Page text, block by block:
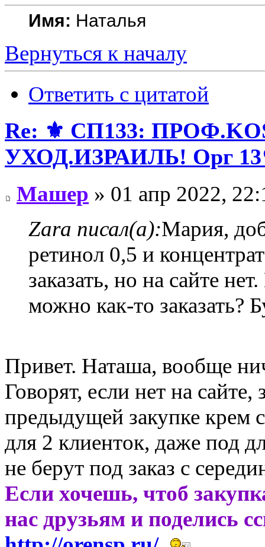
Имя: Наталья
Вернуться к началу
Ответить с цитатой
Re: ⚜️ СП133:
УХОД.ИЗРАИЛЬ! Орг
Машер » 01 апр 2022,
Zara писал(а):Мария,
ретинол 0,5 и
заказать, но на сайте
можно как-то заказать?
Привет. Наташа, вообще
Говорят, если нет на
предыдущей закупке крем
для 2 клиенток, даже под
не берут под заказ с
Если хочешь, чтоб
нас друзьям и поделись